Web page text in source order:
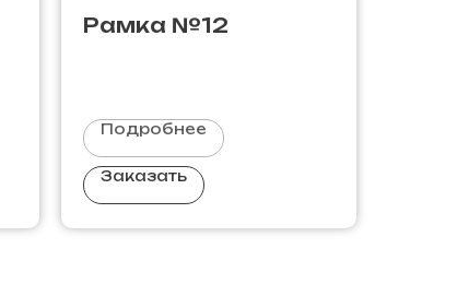
Рамка №12
Подробнее
Заказать